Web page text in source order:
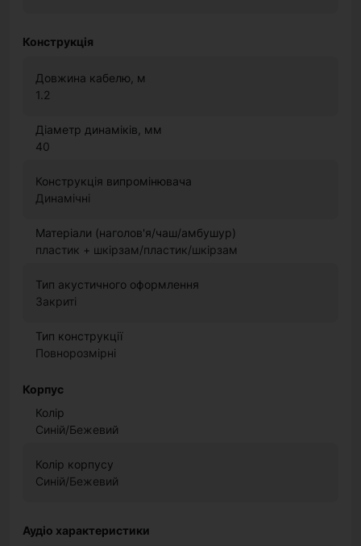
Конструкція
Довжина кабелю, м
1.2
Діаметр динаміків, мм
40
Конструкція випромінювача
Динамічні
Матеріали (наголов'я/чаш/амбушур)
пластик + шкірзам/пластик/шкірзам
Тип акустичного оформлення
Закриті
Тип конструкції
Повнорозмірні
Корпус
Колір
Синій/Бежевий
Колір корпусу
Синій/Бежевий
Аудіо характеристики